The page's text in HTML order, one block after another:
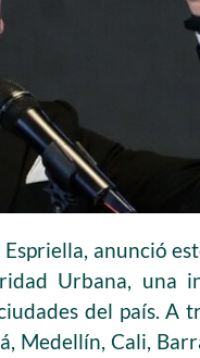
anunció
Urbana, una
del país. A
Medellín, Cali,